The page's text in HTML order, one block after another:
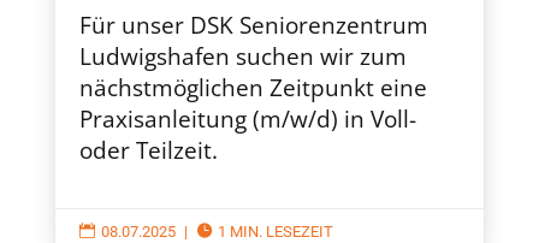
Für unser DSK Seniorenzentrum
Ludwigshafen suchen wir zum
nächstmöglichen Zeitpunkt eine
Praxisanleitung (m/w/d) in Voll-
oder Teilzeit.
 08.07.2025 |  1 MIN. LESEZEIT